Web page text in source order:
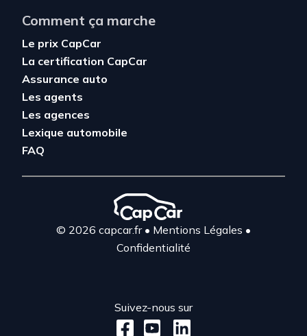
Comment ça marche
Le prix CapCar
La certification CapCar
Assurance auto
Les agents
Les agences
Lexique automobile
FAQ
© 2026 capcar.fr• Mentions Légales •
Confidentialité
Suivez-nous sur